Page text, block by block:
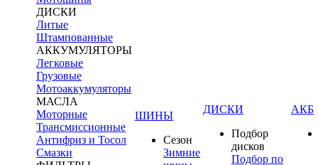
ДИСКИ
Литые
Штампованные
АККУМУЛЯТОРЫ
Легковые
Грузовые
Мотоаккумуляторы
МАСЛА
Моторные
Трансмиссионные
Антифриз и Тосол
Смазки
ШИНЫ
Сезон
Зимние
ДИСКИ
Подбор
дисков
Подбор по
АКБ